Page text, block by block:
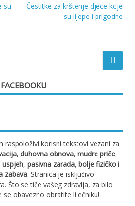
su
Čestitke za krštenje djece koje
su lijepe i prigodne
raspoloživi korisni tekstovi vezani za
, duhovna obnova, mudre priče,
uspjeh, pasivna zarada, bolje fizičko i
zabava. Stranica je isključivo
Što se tiče vašeg zdravlja, za bilo
se obavezno obratite liječniku!